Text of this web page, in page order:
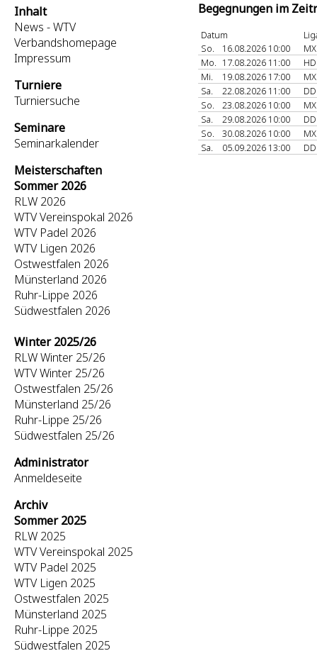
Inhalt
News - WTV
Verbandshomepage
Impressum
Turniere
Turniersuche
Seminare
Seminarkalender
Meisterschaften
Sommer 2026
RLW 2026
WTV Vereinspokal 2026
WTV Padel 2026
WTV Ligen 2026
Ostwestfalen 2026
Münsterland 2026
Ruhr-Lippe 2026
Südwestfalen 2026
Winter 2025/26
RLW Winter 25/26
WTV Winter 25/26
Ostwestfalen 25/26
Münsterland 25/26
Ruhr-Lippe 25/26
Südwestfalen 25/26
Administrator
Anmeldeseite
Archiv
Sommer 2025
RLW 2025
WTV Vereinspokal 2025
WTV Padel 2025
WTV Ligen 2025
Ostwestfalen 2025
Münsterland 2025
Ruhr-Lippe 2025
Südwestfalen 2025
Begegnungen im
Datum
So.
16.08.2026 10:00
Mo. 17.08.2026 11:00
Mi.
19.08.2026 17:00
Sa.
22.08.2026 11:00
So.
23.08.2026 10:00
Sa.
29.08.2026 10:00
So.
30.08.2026 10:00
Sa.
05.09.2026 13:00